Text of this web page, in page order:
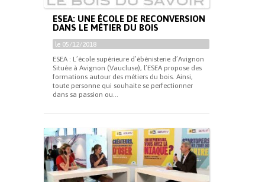
ESEA: UNE ÉCOLE DE RECONVERSION
DANS LE MÉTIER DU BOIS
le 05/12/2018
ESEA : L’école supérieure d’ébénisterie d’Avignon
Située à Avignon (Vaucluse), l’ESEA propose des
formations autour des métiers du bois. Ainsi,
toute personne qui souhaite se perfectionner
dans sa passion ou...